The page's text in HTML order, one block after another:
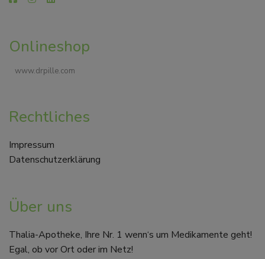
Onlineshop
www.drpille.com
Rechtliches
Impressum
Datenschutzerklärung
Über uns
Thalia-Apotheke, Ihre Nr. 1 wenn‘s um Medikamente geht!
Egal, ob vor Ort oder im Netz!